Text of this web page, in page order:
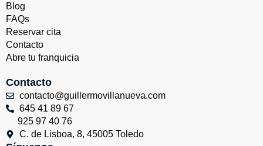
Blog
FAQs
Reservar cita
Contacto
Abre tu franquicia
Contacto
contacto@guillermovillanueva.com
645 41 89 67
925 97 40 76
C. de Lisboa, 8, 45005 Toledo